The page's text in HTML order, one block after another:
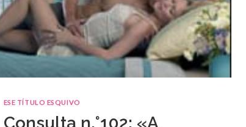
ESE TÍTULO ESQUIVO